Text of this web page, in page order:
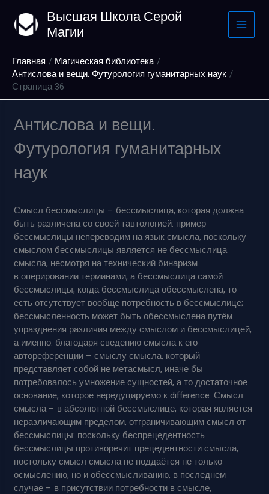
содержимому
Высшая Школа Серой
Магии
Главная
Магическая библиотека
Антислова и вещи. Футурология гуманитарных наук
Страница 36
Антислова и вещи.
Футурология гуманитарных
наук
Смысл бессмыслицы – бессмыслица, которая должна
быть различена со своей тавтологией: пример
бессмыслицы непереводим на язык смысла, поскольку
смыслом бессмыслицы является не бессмыслица
смысла, несмотря на технический бинаризм
в оперировании терминами, а бессмыслица самой
бессмыслицы, когда бессмыслица обессмыслена, то
есть отсутствует вообще потребность в бессмыслице;
бессмысленность может быть обессмыслена путём
упразднения различия между смыслом и бессмыслицей,
а именно: благодаря сведению смысла к его
автореференции – смыслу смысла, который
представляет собой не метасмысл, иначе бы
потребовалось умножение сущностей, а то достаточное
основание, которое нередуцируемо к difference. Смысл
смысла – в абсолютной бессмыслице, которая является
неразличающим пределом, отграничивающим смысл от
бессмыслицы: поскольку беспрецедентность
бессмыслицы противоречит прецедентности смысла,
постольку смысл смысла не поддаётся не только
осмыслению, но и обессмысливанию, в последнем
случае – в присутствии потребности в смысле,